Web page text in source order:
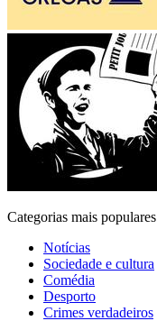
Categorias mais populares
Notícias
Sociedade e cultura
Comédia
Desporto
Crimes verdadeiros